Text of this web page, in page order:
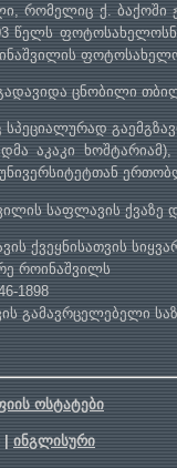
რომელიც ქ.
წელს
ცნობილი
აკაკი
საფლავის ქვაზე
ქვეყნისათვის
როინაშვილს
1898
გამავრცელებელი
ოსტატები
ინგლისური